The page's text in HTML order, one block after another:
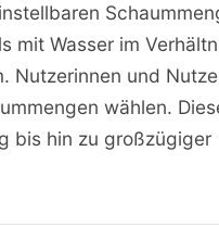
mit Wasser im
Nutzerinnen und
wählen.
bis hin zu großzügiger